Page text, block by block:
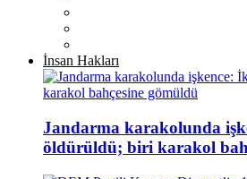
İnsan Hakları
Jandarma karakolunda
öldürüldü; biri karakol